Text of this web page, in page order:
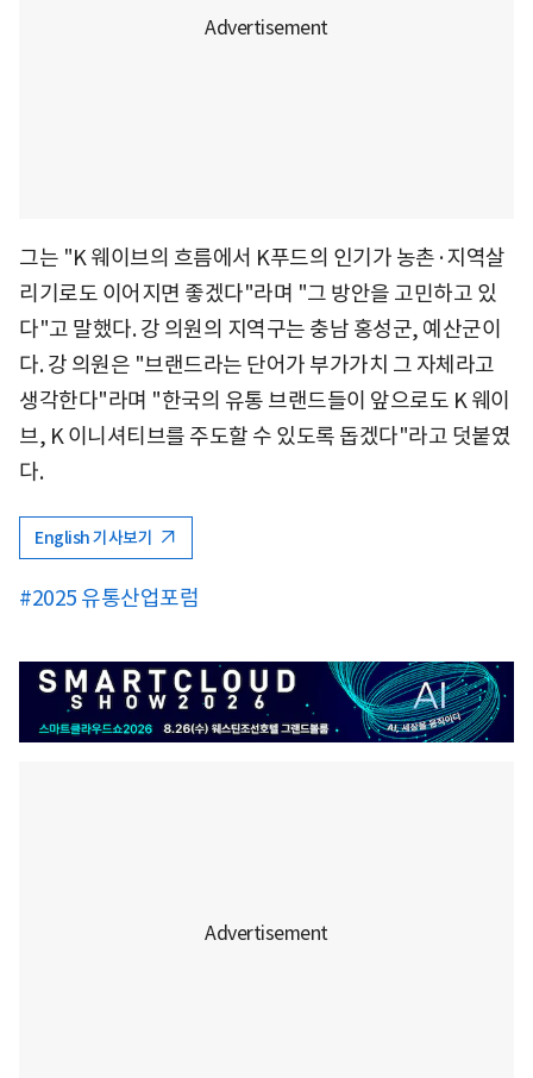
그는 "K 웨이브의 흐름에서 K푸드의 인기가 농촌·지역살
리기로도 이어지면 좋겠다"라며 "그 방안을 고민하고 있
다"고 말했다. 강 의원의 지역구는 충남 홍성군, 예산군이
다. 강 의원은 "브랜드라는 단어가 부가가치 그 자체라고
생각한다"라며 "한국의 유통 브랜드들이 앞으로도 K 웨이
브, K 이니셔티브를 주도할 수 있도록 돕겠다"라고 덧붙였
다.
English 기사보기
#2025 유통산업포럼